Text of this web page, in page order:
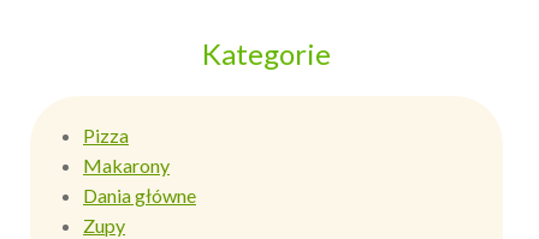
Kategorie
Pizza
Makarony
Dania główne
Zupy